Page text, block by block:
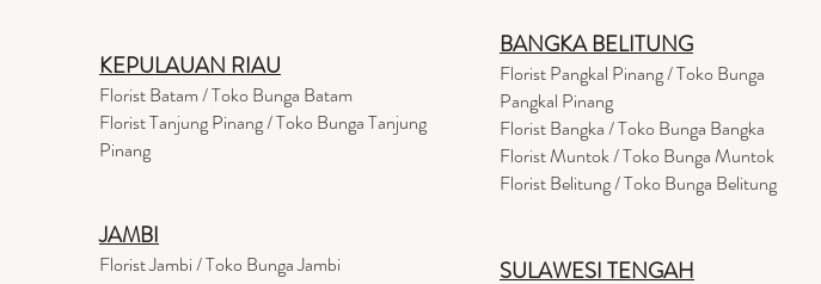
KEPULAUAN RIAU
Florist Batam / Toko Bunga Batam
Florist Tanjung Pinang / Toko Bunga Tanjung
Pinang
JAMBI
Florist Jambi / Toko Bunga Jambi
BANGKA BELITUNG
Florist Pangkal Pinang / Toko Bunga
Pangkal Pinang
Florist Bangka / Toko Bunga Bangka
Florist Muntok / Toko Bunga Muntok
Florist Belitung / Toko Bunga Belitung
SULAWESI TENGAH